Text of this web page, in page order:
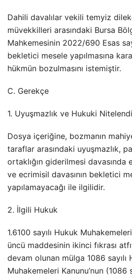
Dahili davalılar vekili temyiz
müvekkilleri arasındaki Bursa
Mahkemesinin 2022/690 Esas
bekletici mesele yapılmasına
hükmün bozulmasını istemiştir.
C. Gerekçe
1. Uyuşmazlık ve Hukuki
Dosya içeriğine, bozmanın
taraflar arasındaki uyuşmazlık,
ortaklığın giderilmesi davasında
ve ecrimisil davasının bekletici
yapılamayacağı ile ilgilidir.
2. İlgili Hukuk
1.6100 sayılı Hukuk
üncü maddesinin ikinci fıkrası
devam olunan mülga 1086 sayılı
Muhakemeleri Kanunu’nun (1086